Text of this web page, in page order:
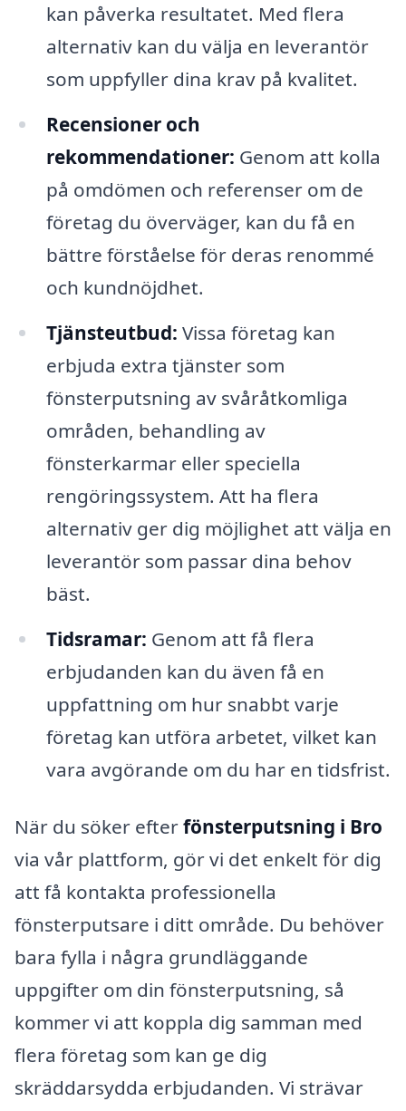
kan påverka resultatet. Med flera
alternativ kan du välja en leverantör
som uppfyller dina krav på kvalitet.
Recensioner och
rekommendationer: Genom att kolla
på omdömen och referenser om de
företag du överväger, kan du få en
bättre förståelse för deras renommé
och kundnöjdhet.
Tjänsteutbud: Vissa företag kan
erbjuda extra tjänster som
fönsterputsning av svåråtkomliga
områden, behandling av
fönsterkarmar eller speciella
rengöringssystem. Att ha flera
alternativ ger dig möjlighet att välja en
leverantör som passar dina behov
bäst.
Tidsramar: Genom att få flera
erbjudanden kan du även få en
uppfattning om hur snabbt varje
företag kan utföra arbetet, vilket kan
vara avgörande om du har en tidsfrist.
När du söker efterfönsterputsning i Bro
via vår plattform, gör vi det enkelt för dig
att få kontakta professionella
fönsterputsare i ditt område. Du behöver
bara fylla i några grundläggande
uppgifter om din fönsterputsning, så
kommer vi att koppla dig samman med
flera företag som kan ge dig
skräddarsydda erbjudanden. Vi strävar